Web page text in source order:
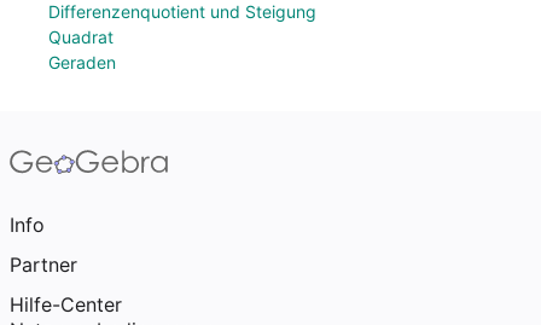
Differenzenquotient und Steigung
Quadrat
Geraden
Info
Partner
Hilfe-Center